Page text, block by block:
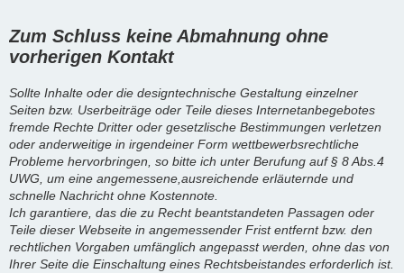
Zum Schluss keine Abmahnung ohne
vorherigen Kontakt
Sollte Inhalte oder die designtechnische Gestaltung einzelner
Seiten bzw. Userbeiträge oder Teile dieses Internetanbegebotes
fremde Rechte Dritter oder gesetzlische Bestimmungen verletzen
oder anderweitige in irgendeiner Form wettbewerbsrechtliche
Probleme hervorbringen, so bitte ich unter Berufung auf § 8 Abs.4
UWG, um eine angemessene,ausreichende erläuternde und
schnelle Nachricht ohne Kostennote.
Ich garantiere, das die zu Recht beantstandeten Passagen oder
Teile dieser Webseite in angemessender Frist entfernt bzw. den
rechtlichen Vorgaben umfänglich angepasst werden, ohne das von
Ihrer Seite die Einschaltung eines Rechtsbeistandes erforderlich ist.